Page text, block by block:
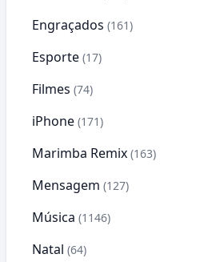
Engraçados (161)
Esporte (17)
Filmes (74)
iPhone (171)
Marimba Remix (163)
Mensagem (127)
Música (1146)
Natal (64)